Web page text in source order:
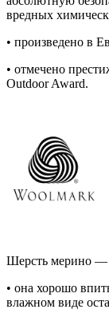
вредных
• произведено в
• отмечено
Outdoor Award.
Шерсть мерино —
• она хорошо
влажном виде